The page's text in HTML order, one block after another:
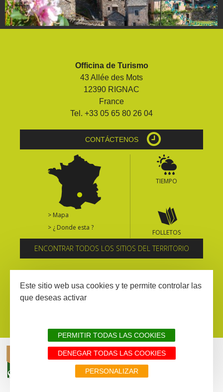
Officina de Turismo
43 Allée des Mots
12390 RIGNAC
France
Tel. +33 05 65 80 26 04
CONTÁCTENOS
> Mapa
> ¿ Donde esta ?
TIEMPO
FOLLETOS
ENCONTRAR TODOS LOS SITIOS DEL TERRITORIO
Suscríbase al boletín informativo
AVISIO LEGAL MAPA WEB TODOS LOS SITIOS DEL TERRITORIO
Este sitio web usa cookies y te permite controlar las
que deseas activar
PERMITIR TODAS LAS COOKIES
DENEGAR TODAS LAS COOKIES
PERSONALIZAR